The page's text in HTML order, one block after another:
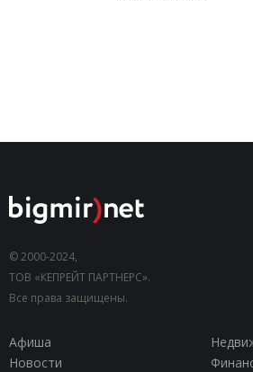
© 2000-2024,
ТОВ «КЕПРЕЙТ ПАРТНЕРС».
Все права защищены.
Афиша
Новости